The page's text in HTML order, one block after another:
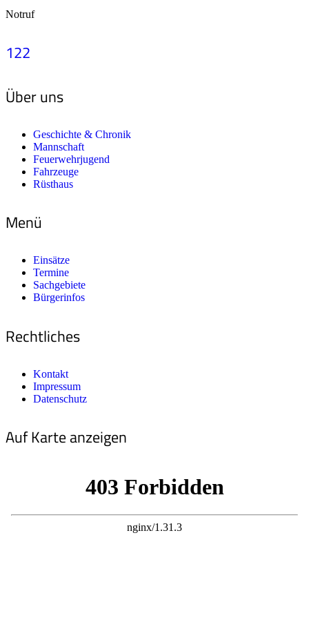
Notruf
122
Über uns
Geschichte & Chronik
Mannschaft
Feuerwehrjugend
Fahrzeuge
Rüsthaus
Menü
Einsätze
Termine
Sachgebiete
Bürgerinfos
Rechtliches
Kontakt
Impressum
Datenschutz
Auf Karte anzeigen